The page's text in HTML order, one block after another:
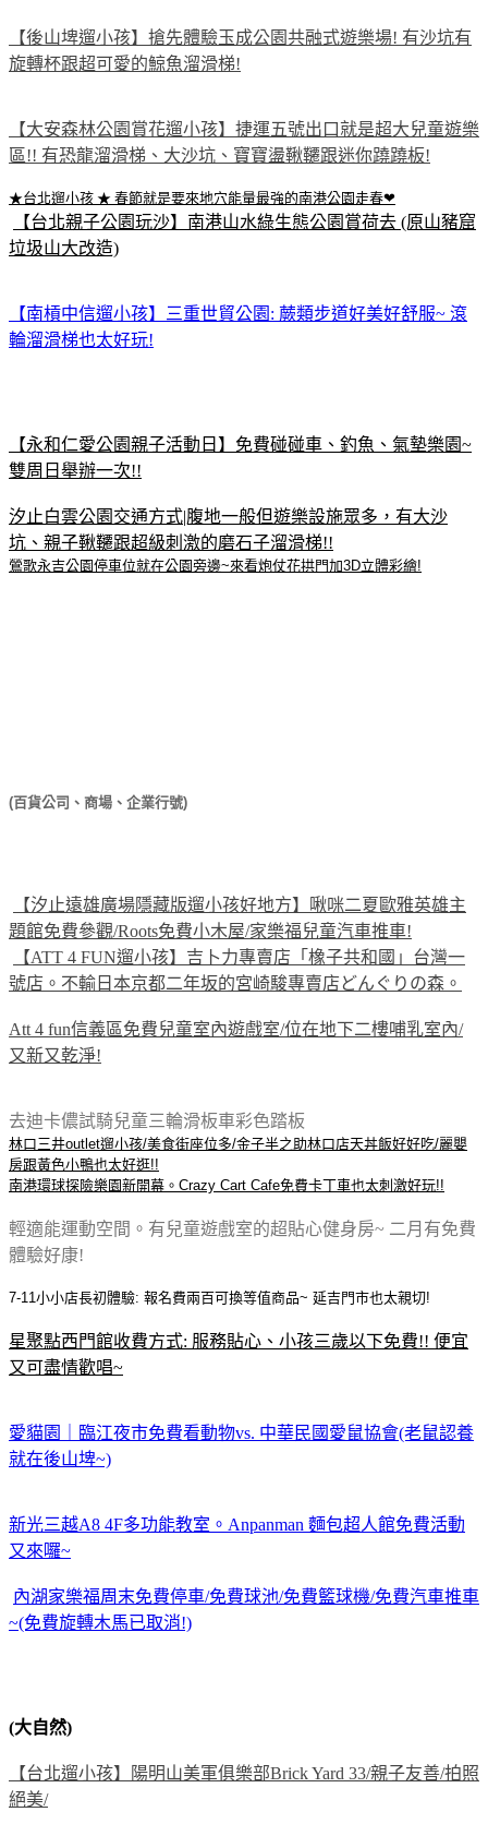
【後山埤遛小孩】搶先體驗玉成公園共融式遊樂場! 有沙坑有
旋轉杯跟超可愛的鯨魚溜滑梯!
【大安森林公園賞花遛小孩】捷運五號出口就是超大兒童遊樂
區!! 有恐龍溜滑梯、大沙坑、寶寶盪鞦韆跟迷你蹺蹺板!
★台北遛小孩 ★ 春節就是要來地穴能量最強的南港公園走春❤
【台北親子公園玩沙】南港山水綠生態公園賞荷去 (原山豬窟
垃圾山大改造)
【南槓中信遛小孩】三重世貿公園: 蕨類步道好美好舒服~ 滾
輪溜滑梯也太好玩!
【永和仁愛公園親子活動日】免費碰碰車、釣魚、氣墊樂園~
雙周日舉辦一次!!
汐止白雲公園交通方式|腹地一般但遊樂設施眾多，有大沙
坑、親子鞦韆跟超級刺激的磨石子溜滑梯!!
鶯歌永吉公園停車位就在公園旁邊~來看炮仗花拱門加3D立體彩繪!
(百貨公司、商場、企業行號)
【汐止遠雄廣場隱藏版遛小孩好地方】啾咪二夏歐雅英雄主
題館免費參觀/Roots免費小木屋/家樂福兒童汽車推車!
【ATT 4 FUN遛小孩】吉卜力專賣店「橡子共和國」台灣一
號店。不輸日本京都二年坂的宮崎駿專賣店どんぐりの森。
Att 4 fun信義區免費兒童室內遊戲室/位在地下二樓哺乳室內/
又新又乾淨!
去迪卡儂試騎兒童三輪滑板車彩色踏板
林口三井outlet遛小孩/美食街座位多/金子半之助林口店天丼飯好好吃/麗嬰
房跟黃色小鴨也太好逛!!
南港環球探險樂園新開幕。Crazy Cart Cafe免費卡丁車也太刺激好玩!!
輕適能運動空間。有兒童遊戲室的超貼心健身房~ 二月有免費
體驗好康!
7-11小小店長初體驗: 報名費兩百可換等值商品~ 延吉門市也太親切!
星聚點西門館收費方式: 服務貼心、小孩三歲以下免費!! 便宜
又可盡情歡唱~
愛貓園｜臨江夜市免費看動物vs. 中華民國愛鼠協會(老鼠認養
就在後山埤~)
新光三越A8 4F多功能教室。Anpanman 麵包超人館免費活動
又來囉~
內湖家樂福周末免費停車/免費球池/免費籃球機/免費汽車推車
~(免費旋轉木馬已取消!)
(大自然)
【台北遛小孩】陽明山美軍俱樂部Brick Yard 33/親子友善/拍照
絕美/